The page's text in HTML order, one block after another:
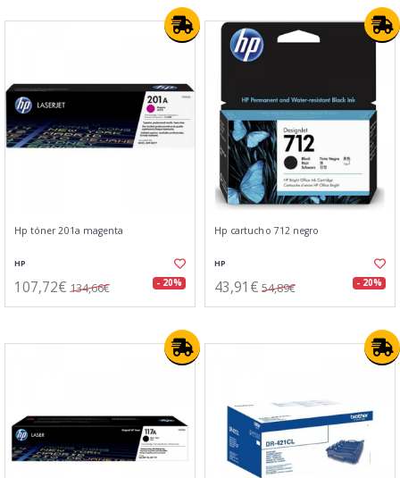
Hp tóner 201a magenta
HP
107,72€ 134,66€ - 20%
Hp cartucho 712 negro
HP
43,91€ 54,89€ - 20%